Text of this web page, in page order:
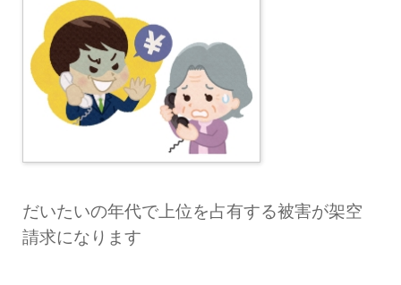
だいたいの年代で上位を占有する被害が架空
請求になります